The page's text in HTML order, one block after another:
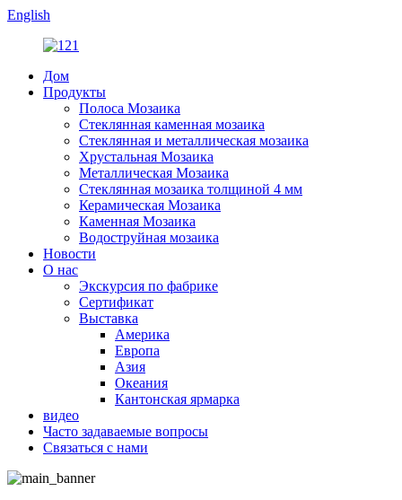
English
Дом
Продукты
Полоса Мозаика
Стеклянная каменная мозаика
Стеклянная и металлическая мозаика
Хрустальная Мозаика
Металлическая Мозаика
Стеклянная мозаика толщиной 4 мм
Керамическая Мозаика
Каменная Мозаика
Водоструйная мозаика
Новости
О нас
Экскурсия по фабрике
Сертификат
Выставка
Америка
Европа
Азия
Океания
Кантонская ярмарка
видео
Часто задаваемые вопросы
Связаться с нами